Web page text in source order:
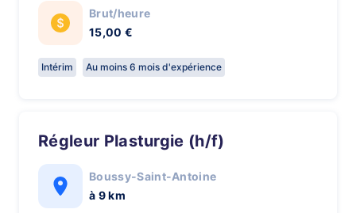
Brut/heure
15,00 €
Intérim Au moins 6 mois d'expérience
Régleur Plasturgie (h/f)
Boussy-Saint-Antoine
à 9 km